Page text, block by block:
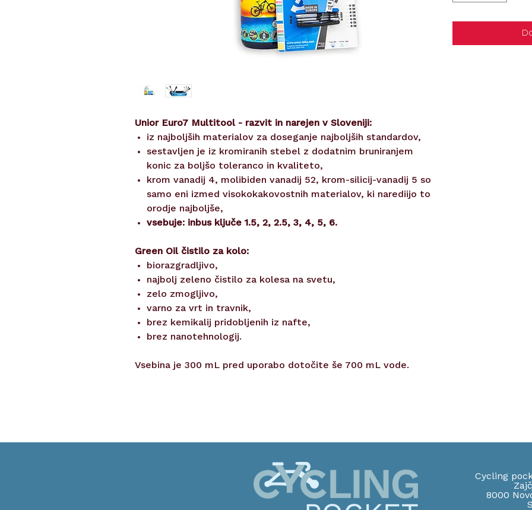
Unior Euro7 Multitool - razvit in narejen v Sloveniji:
iz najboljših materialov za doseganje najboljših standardov,
sestavljen je iz kromiranih stebel z dodatnim bruniranjem
konic za boljšo toleranco in kvaliteto,
krom vanadij 4, molibiden vanadij 52, krom-silicij-vanadij 5 so
samo eni izmed visokokakovostnih materialov, ki narediijo to
orodje najboljše,
vsebuje: inbus ključe 1.5, 2, 2.5, 3, 4, 5, 6.
Green Oil čistilo za kolo:
biorazgradljivo,
najbolj zeleno čistilo za kolesa na svetu,
zelo zmogljivo,
varno za vrt in travnik,
brez kemikalij pridobljenih iz nafte,
brez nanotehnologij.
Vsebina je 300 mL pred uporabo dotočite še 700 mL vode.
Cycling
8000